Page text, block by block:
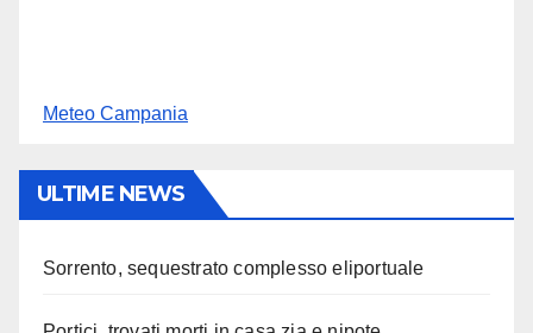
Meteo Campania
ULTIME NEWS
Sorrento, sequestrato complesso eliportuale